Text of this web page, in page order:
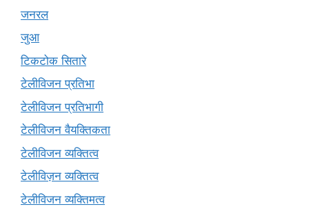
जनरल
जुआ
टिकटोक सितारे
टेलीविजन प्रतिभा
टेलीविजन प्रतिभागी
टेलीविजन वैयक्तिकता
टेलीविजन व्यक्तित्व
टेलीविज़न व्यक्तित्व
टेलीविजन व्यक्तिमत्व